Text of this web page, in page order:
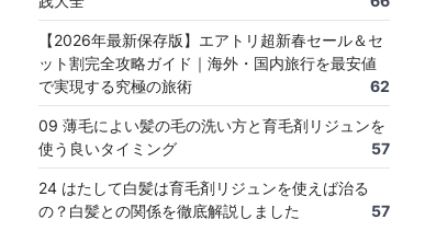
【2026年最新保存版】エアトリ超新春セール＆セ
ット割完全攻略ガイド｜海外・国内旅行を最安値
で実現する究極の旅術
62
09 薄毛によい髪の毛の洗い方と育毛剤リジュンを
使う良いタイミング
57
24 はたして白髪は育毛剤リジュンを使えば治る
の？白髪との関係を徹底解説しました
57